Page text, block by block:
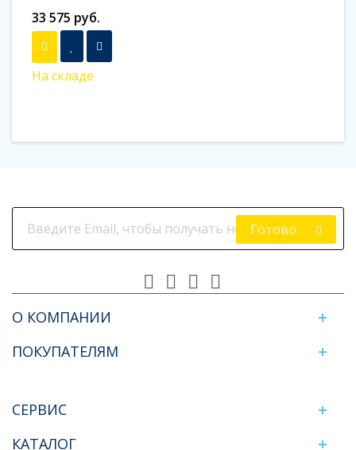
33 575 руб.
На складе
Готово
О КОМПАНИИ
ПОКУПАТЕЛЯМ
СЕРВИС
КАТАЛОГ